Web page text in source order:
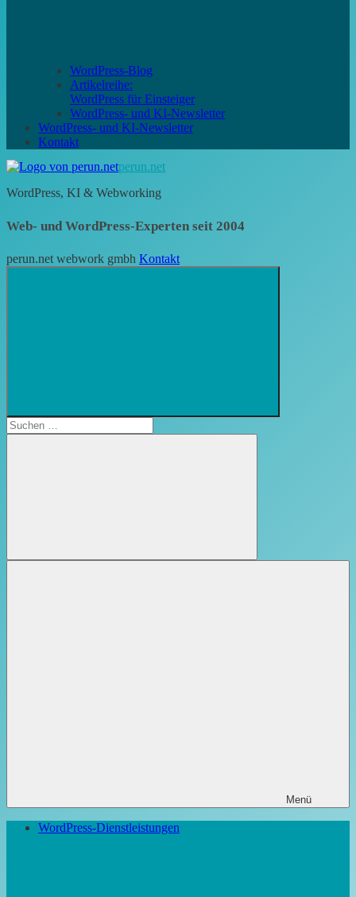
WordPress-Blog
Artikelreihe:
WordPress für Einsteiger
WordPress- und KI-Newsletter
WordPress- und KI-Newsletter
Kontakt
perun.net
WordPress, KI & Webworking
Web- und WordPress-Experten seit 2004
perun.net webwork gmbh Kontakt
öffnen
Suchen
nach:
Suchen
Menü
WordPress-Dienstleistungen